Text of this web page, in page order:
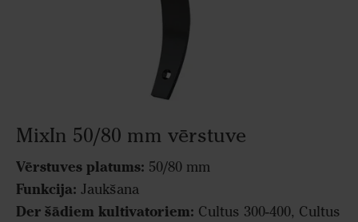
MixIn 50/80 mm vērstuve
Vērstuves platums: 50/80 mm
Funkcija: Jaukšana
Der šādiem kultivatoriem: Cultus 300-400, Cultus